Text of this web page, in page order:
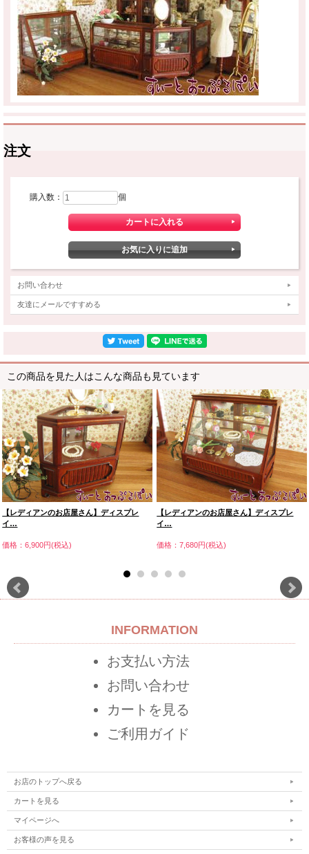
注文
購入数： 個
お問い合わせ
友達にメールですすめる
この商品を見た人はこんな商品も見ています
【レディアンのお店屋さん】ディスプレ
イ…
価格：6,900円(税込)
【レディアンのお店屋さん】ディスプレ
イ…
価格：7,680円(税込)
INFORMATION
お支払い方法
お問い合わせ
カートを見る
ご利用ガイド
お店のトップへ戻る
カートを見る
マイページへ
お客様の声を見る